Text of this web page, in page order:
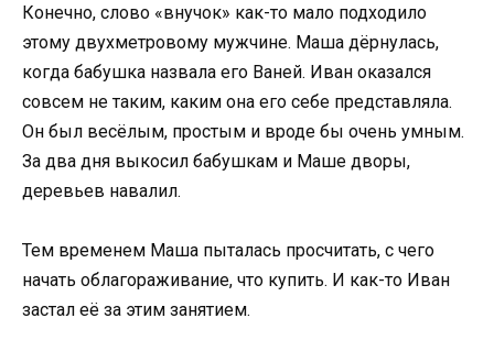
Конечно, слово «внучок» как-то мало подходило
этому двухметровому мужчине. Маша дёрнулась,
когда бабушка назвала его Ваней. Иван оказался
совсем не таким, каким она его себе представляла.
Он был весёлым, простым и вроде бы очень умным.
За два дня выкосил бабушкам и Маше дворы,
деревьев навалил.
Тем временем Маша пыталась просчитать, с чего
начать облагораживание, что купить. И как-то Иван
застал её за этим занятием.